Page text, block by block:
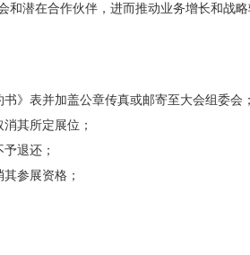
和潜在合作伙伴，进而推动业务增长和战
》表并加盖公章传真或邮寄至大会组委会；
其所定展位；
退还；
参展资格；